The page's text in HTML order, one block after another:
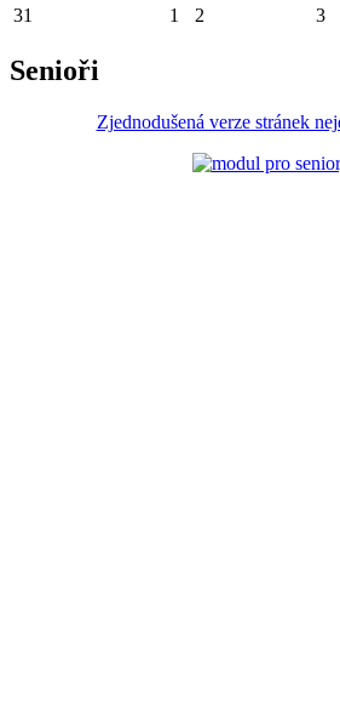
31 1 2 3
Senioři
Zjednodušená verze stránek